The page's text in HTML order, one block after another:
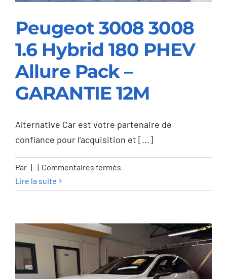
Peugeot 3008 3008
1.6 Hybrid 180 PHEV
Allure Pack –
Peugeot 3008 3008
1.6 Hybrid 180 PHEV
Allure Pack –
GARANTIE 12M
Alternative Car est votre partenaire de
confiance pour l’acquisition et [...]
Par | | Commentaires fermés
3008
1.6
PHEV
Allure
Lire la suite